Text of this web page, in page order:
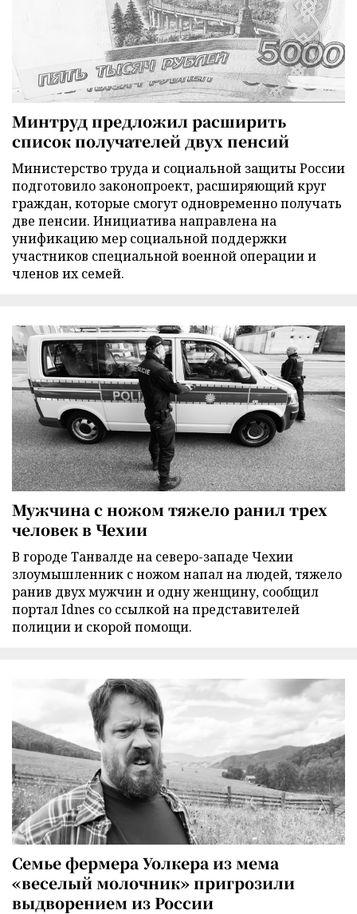
Минтруд предложил расширить
список получателей двух пенсий
Министерство труда и социальной защиты России
подготовило законопроект, расширяющий круг
граждан, которые смогут одновременно получать
две пенсии. Инициатива направлена на
унификацию мер социальной поддержки
участников специальной военной операции и
членов их семей.
Мужчина с ножом тяжело ранил трех
человек в Чехии
В городе Танвалде на северо-западе Чехии
злоумышленник с ножом напал на людей, тяжело
ранив двух мужчин и одну женщину, сообщил
портал Idnes со ссылкой на представителей
полиции и скорой помощи.
Семье фермера Уолкера из мема
«веселый молочник» пригрозили
выдворением из России